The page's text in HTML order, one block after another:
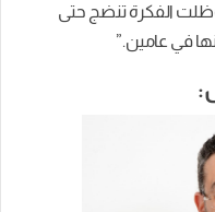
الفكرة تنضج حتى